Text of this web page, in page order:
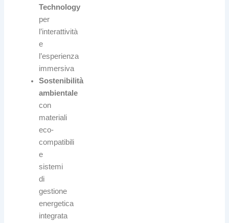
Technology
per
l’interattività
e
l’esperienza
immersiva
Sostenibilità
ambientale
con
materiali
eco-
compatibili
e
sistemi
di
gestione
energetica
integrata